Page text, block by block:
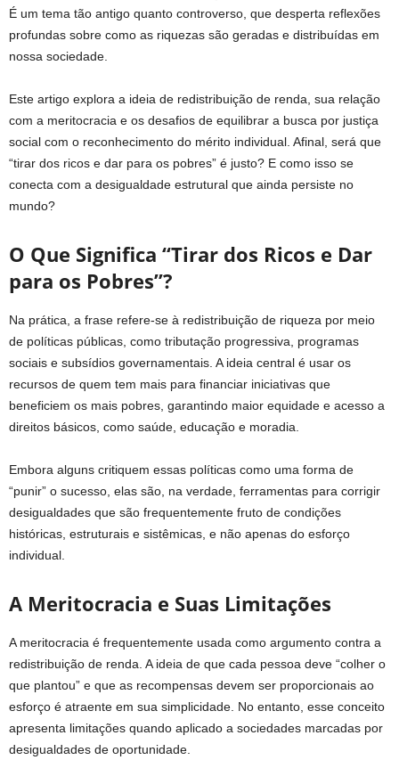
É um tema tão antigo quanto controverso, que desperta reflexões
profundas sobre como as riquezas são geradas e distribuídas em
nossa sociedade.
Este artigo explora a ideia de redistribuição de renda, sua relação
com a meritocracia e os desafios de equilibrar a busca por justiça
social com o reconhecimento do mérito individual. Afinal, será que
“tirar dos ricos e dar para os pobres” é justo? E como isso se
conecta com a desigualdade estrutural que ainda persiste no
mundo?
O Que Significa “Tirar dos Ricos e Dar
para os Pobres”?
Na prática, a frase refere-se à redistribuição de riqueza por meio
de políticas públicas, como tributação progressiva, programas
sociais e subsídios governamentais. A ideia central é usar os
recursos de quem tem mais para financiar iniciativas que
beneficiem os mais pobres, garantindo maior equidade e acesso a
direitos básicos, como saúde, educação e moradia.
Embora alguns critiquem essas políticas como uma forma de
“punir” o sucesso, elas são, na verdade, ferramentas para corrigir
desigualdades que são frequentemente fruto de condições
históricas, estruturais e sistêmicas, e não apenas do esforço
individual.
A Meritocracia e Suas Limitações
A meritocracia é frequentemente usada como argumento contra a
redistribuição de renda. A ideia de que cada pessoa deve “colher o
que plantou” e que as recompensas devem ser proporcionais ao
esforço é atraente em sua simplicidade. No entanto, esse conceito
apresenta limitações quando aplicado a sociedades marcadas por
desigualdades de oportunidade.